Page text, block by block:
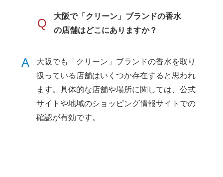
Q
大阪で「クリーン」ブランドの香水
の店舗はどこにありますか？
A
大阪でも「クリーン」ブランドの香水を取り
扱っている店舗はいくつか存在すると思われ
ます。具体的な店舗や場所に関しては、公式
サイトや地域のショッピング情報サイトでの
確認が有効です。